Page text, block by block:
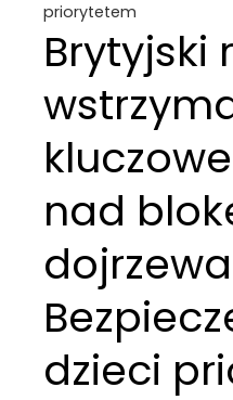
priorytetem
Brytyjski
nad
dzieci